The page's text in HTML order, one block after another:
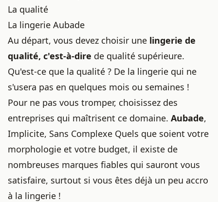
La qualité
La lingerie Aubade
Au départ, vous devez choisir une lingerie de
qualité, c'est-à-dire de qualité supérieure.
Qu'est-ce que la qualité ? De la lingerie qui ne
s'usera pas en quelques mois ou semaines !
Pour ne pas vous tromper, choisissez des
entreprises qui maîtrisent ce domaine. Aubade,
Implicite, Sans Complexe Quels que soient votre
morphologie et votre budget, il existe de
nombreuses marques fiables qui sauront vous
satisfaire, surtout si vous êtes déjà un peu accro
à la lingerie !